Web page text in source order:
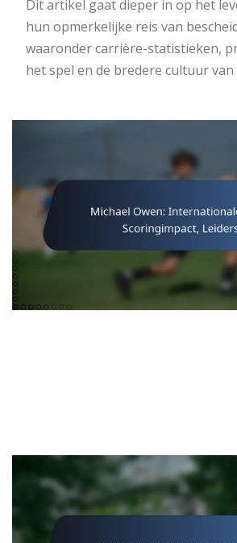
Dit artikel gaat dieper in op het
hun opmerkelijke reis van
waaronder carrière-statistieken,
het spel en de bredere cultuur